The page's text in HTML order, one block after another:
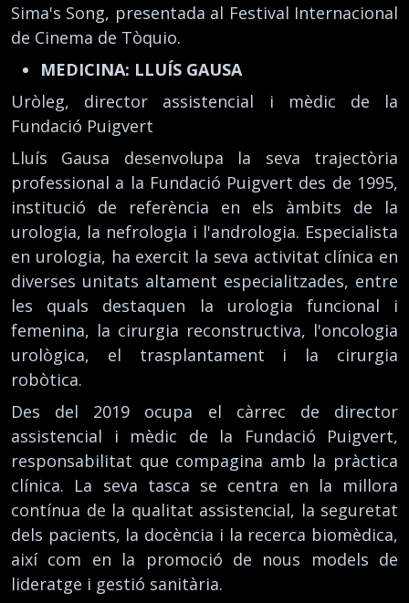
Sima's Song, presentada al Festival Internacional
de Cinema de Tòquio.
MEDICINA: LLUÍS GAUSA
Uròleg, director assistencial i mèdic de la
Fundació Puigvert
Lluís Gausa desenvolupa la seva trajectòria
professional a la Fundació Puigvert des de 1995,
institució de referència en els àmbits de la
urologia, la nefrologia i l'andrologia. Especialista
en urologia, ha exercit la seva activitat clínica en
diverses unitats altament especialitzades, entre
les quals destaquen la urologia funcional i
femenina, la cirurgia reconstructiva, l'oncologia
urològica, el trasplantament i la cirurgia
robòtica.
Des del 2019 ocupa el càrrec de director
assistencial i mèdic de la Fundació Puigvert,
responsabilitat que compagina amb la pràctica
clínica. La seva tasca se centra en la millora
contínua de la qualitat assistencial, la seguretat
dels pacients, la docència i la recerca biomèdica,
així com en la promoció de nous models de
lideratge i gestió sanitària.